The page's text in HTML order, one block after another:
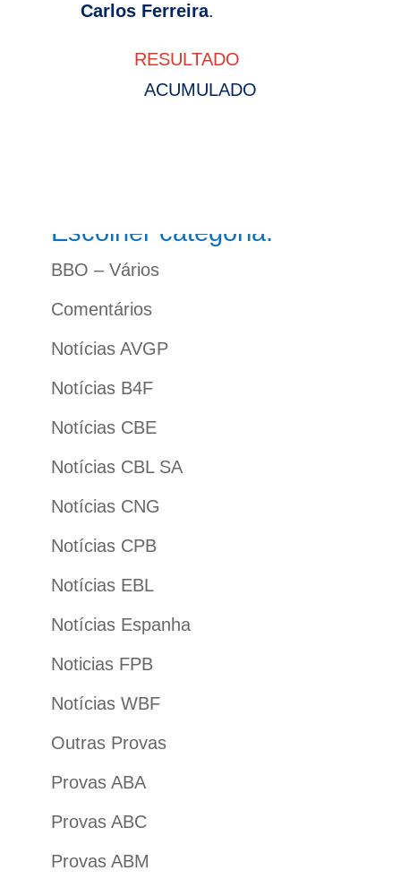
Carlos Ferreira.
RESULTADO
ACUMULADO
Escolher categoria:
BBO – Vários
Comentários
Notícias AVGP
Notícias B4F
Notícias CBE
Notícias CBL SA
Notícias CNG
Notícias CPB
Notícias EBL
Notícias Espanha
Noticias FPB
Notícias WBF
Outras Provas
Provas ABA
Provas ABC
Provas ABM